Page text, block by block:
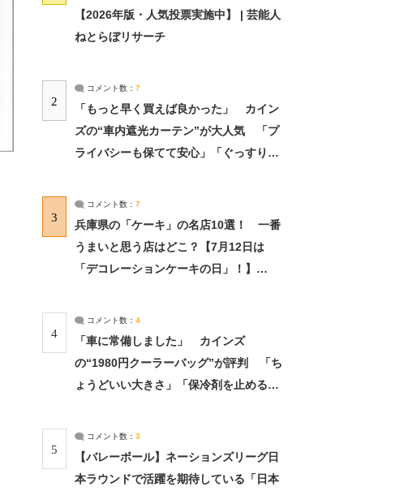
【2026年版・人気投票実施中】 | 芸能人
ねとらぼリサーチ
2
コメント数： 7
「もっと早く買えば良かった」 カイン
ズの“車内遮光カーテン”が大人気 「プ
ライバシーも保てて安心」「ぐっすり眠
3
コメント数： 7
兵庫県の「ケーキ」の名店10選！ 一番
うまいと思う店はどこ？【7月12日は
「デコレーションケーキの日」！】
4
コメント数： 4
「車に常備しました」 カインズ
の“1980円クーラーバッグ”が評判 「ち
ょうどいい大きさ」「保冷剤を止めるベ
5
コメント数： 3
【バレーボール】ネーションズリーグ日
本ラウンドで活躍を期待している「日本